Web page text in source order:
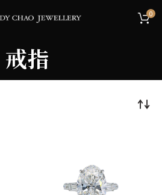
0
戒指